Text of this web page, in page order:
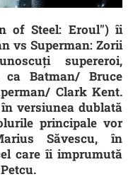
of Steel: Eroul") îi
vs Superman: Zorii
supereroi,
Batman/ Bruce
Clark Kent.
versiunea dublată
principale vor
Săvescu, în
care îi imprumută